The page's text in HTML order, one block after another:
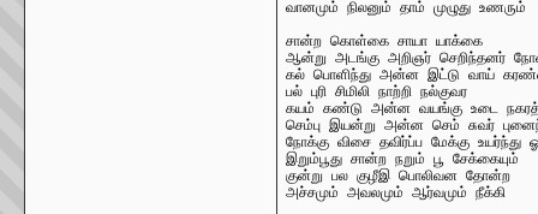
சான்ற கொள்கை சாயா யாக்கை			480
ஆன்று அடங்கு அறிஞர் செறிந்தனர்
கல் பொளிந்து அன்ன இட்டு வாய்
பல் புரி சிமிலி நாற்றி நல்குவர
கயம் கண்டு அன்ன வயங்கு உடை
செம்பு இயன்று அன்ன செம் சுவர் புனைந்து
நோக்கு விசை தவிர்ப்ப மேக்கு உயர்ந்து
இறும்பூது சான்ற நறும் பூ சேக்கையும்
குன்று பல குழீஇ பொலிவன தோன்ற